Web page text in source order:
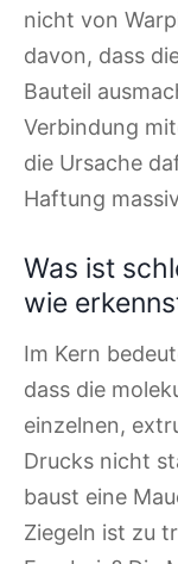
nicht von
davon, dass
Bauteil
Verbindung
die Ursache
Haftung
Was ist
wie
Im Kern
dass die
einzelnen,
Drucks nicht
baust eine
Ziegeln ist zu